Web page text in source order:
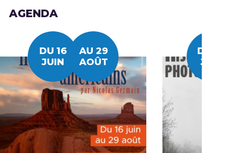
AGENDA
DU 16
JUIN
AU 29
AOÛT
DU
JUIN